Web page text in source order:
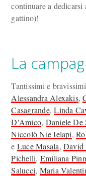
continuare a
gattino)!
La
Tantissimi e
Alessandra Alexakis,
Casagrande,Linda
D'Amico, Daniele De
Niccolò Nie Ielapi,
e Luce Masala,David
Pichelli, Emiliana
Salucci, Maria